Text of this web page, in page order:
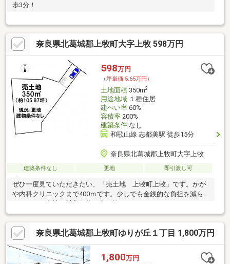
歩3分！
奈良県北葛城郡上牧町大字上牧 598万円
598万円
（坪単価:5.65万円）
土地面積350m2
用途地域１種住居
建ぺい率60%
容積率200%
建築条件なし
和歌山線 志都美駅 徒歩15分
奈良県北葛城郡上牧町大字上牧
建築条件なし 更地 即引渡し可
ぜひ一度見ていただきたい、「売土地 上牧町上牧」です。かが
や内科クリニックまで400ｍです。少しでも金銭的な負担を減ら
円になります。納得の住
奈良県北葛城郡上牧町ゆりが丘１丁目 1,800万円
1,800万円